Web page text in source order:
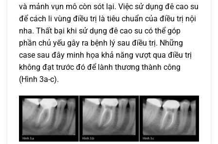
và mảnh vụn mô còn sót lại. Việc sử dụng đê cao su
để cách li vùng điều trị là tiêu chuẩn của điều trị nội
nha. Thất bại khi sử dụng đê cao su có thể góp
phần chủ yếu gây ra bệnh lý sau điều trị. Những
case sau đây minh họa khả năng vượt qua điều trị
không đạt trước đó để lành thương thành công
(Hình 3a-c).